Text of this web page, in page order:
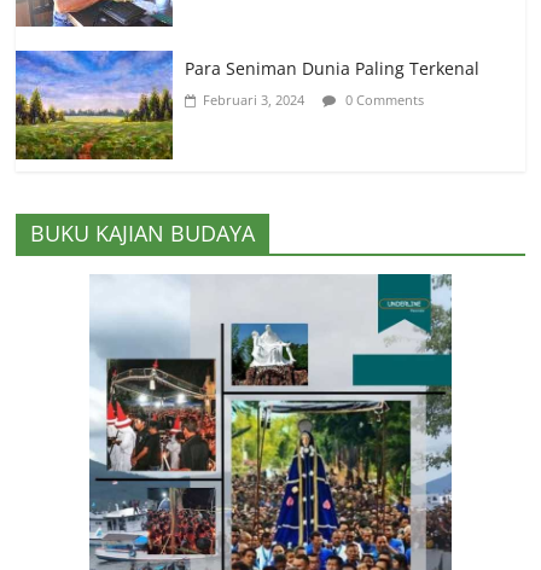
Para Seniman Dunia Paling Terkenal
Februari 3, 2024 0 Comments
BUKU KAJIAN BUDAYA